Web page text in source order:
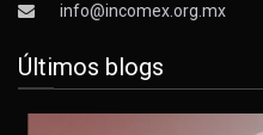
info@incomex.org.mx
Últimos blogs